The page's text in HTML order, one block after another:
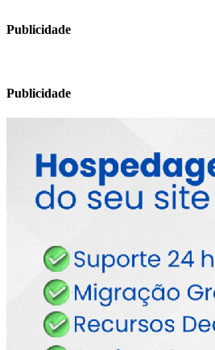
Publicidade
Publicidade